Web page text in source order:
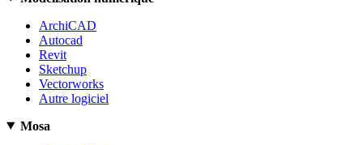
ArchiCAD
Autocad
Revit
Sketchup
Vectorworks
Autre logiciel
Mosa